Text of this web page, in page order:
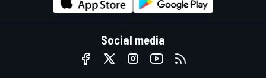
Social media